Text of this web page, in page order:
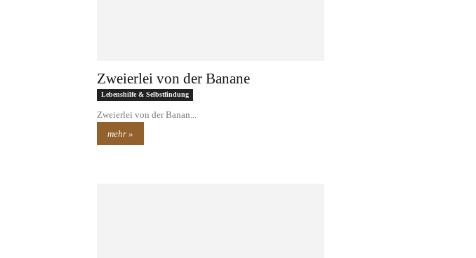
Zweierlei von der Banane
Lebenshilfe & Selbstfindung
Zweierlei von der Banan...
mehr »